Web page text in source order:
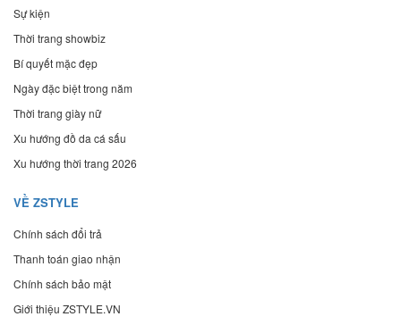
Sự kiện
Thời trang showbiz
Bí quyết mặc đẹp
Ngày đặc biệt trong năm
Thời trang giày nữ
Xu hướng đồ da cá sấu
Xu hướng thời trang 2026
VỀ ZSTYLE
Chính sách đổi trả
Thanh toán giao nhận
Chính sách bảo mật
Giới thiệu ZSTYLE.VN